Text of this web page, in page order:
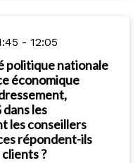
- 12:05
politique nationale
économique
les
les conseillers
répondent-ils
?